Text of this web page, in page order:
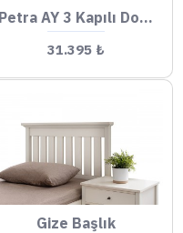
Petra AY 3 Kapılı Dolap
31.395 ₺
Gize Başlık